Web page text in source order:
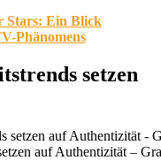
Stars: Ein Blick
Phänomens
setzen
auf Authentizität –